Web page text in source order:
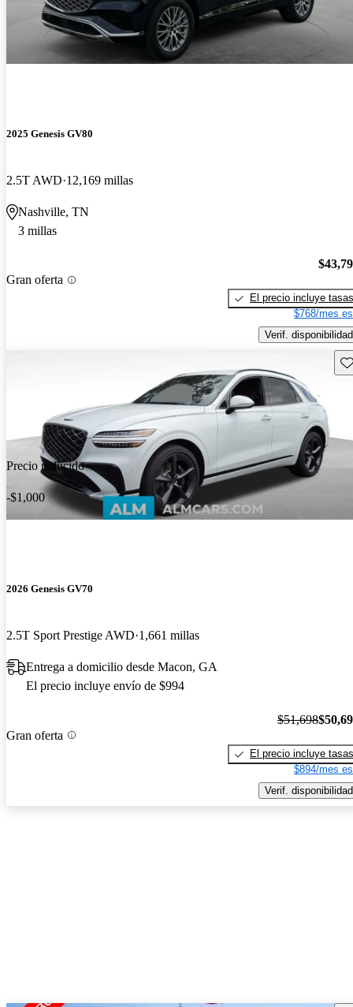
2025 Genesis GV80
2.5T AWD 12,169 millas
Nashville, TN
3 millas
Gran oferta
El precio incluye tasas
$768/mes
Verif. disponibilidad
Precio reducido
-$1,000
2026 Genesis GV70
2.5T Sport Prestige AWD 1,661 millas
Entrega a domicilio desde Macon, GA
El precio incluye envío de $994
Gran oferta
$51,698
El precio incluye tasas
$894/mes
Verif. disponibilidad